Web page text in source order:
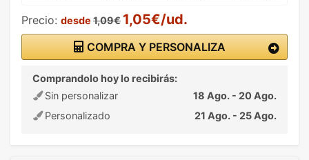
Precio: desde 1,09€ 1,05€/ud.
COMPRA Y PERSONALIZA
Comprandolo hoy lo recibirás:
Sin personalizar
18 Ago. - 20 Ago.
Personalizado
21 Ago. - 25 Ago.